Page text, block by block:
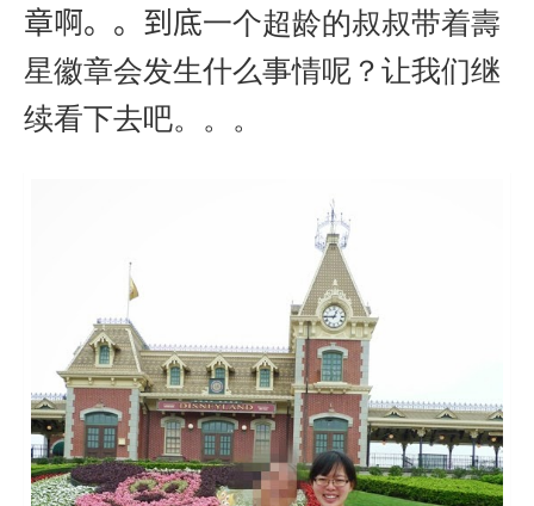
章啊。。到底一个超龄的叔叔带着壽
星徽章会发生什么事情呢？ 让我们继
续看下去吧。。。